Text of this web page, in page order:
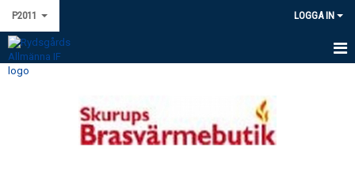
P2011 LOGGA IN
HEM